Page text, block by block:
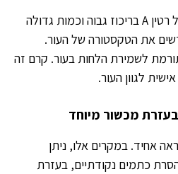
קרם בעל מרקם עשיר המכיל רטין A בריכוז גבוה וכמות גדולה
את הטקסטורה של העור.
לשמירת הלחות בעור. קרם זה
לגוון העור.
מכשור מיוחד
אחיד. במקרים אלו, ניתן
כתמים נקודתיים, בעזרת